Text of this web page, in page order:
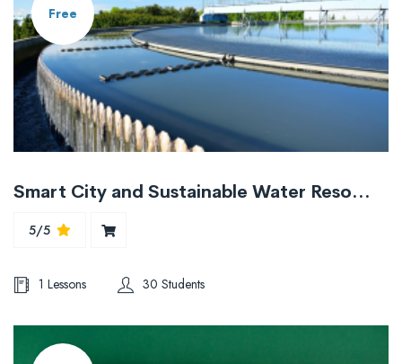
Free
Smart City and Sustainable Water Resources Management Strategies
5/5
1 Lessons 30 Students